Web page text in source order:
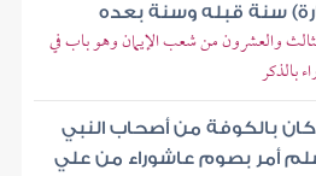
سنة قبله وسنة بعده
والعشرون من شعب الإيمان وهو باب في
بالذكر
كان بالكوفة من أصحاب النبي
أمر بصوم عاشوراء من علي